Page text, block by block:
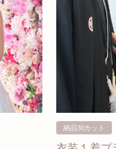
納品30カット